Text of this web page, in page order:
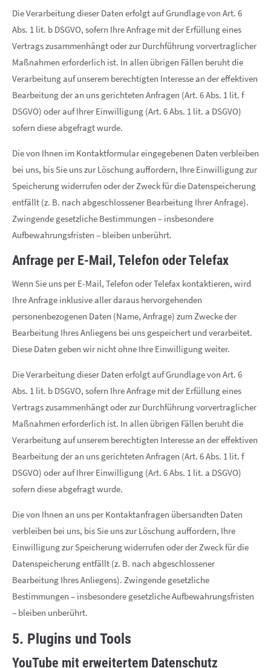
Die Verarbeitung dieser Daten erfolgt auf Grundlage von Art. 6
Abs. 1 lit. b DSGVO, sofern Ihre Anfrage mit der Erfüllung eines
Vertrags zusammenhängt oder zur Durchführung vorvertraglicher
Maßnahmen erforderlich ist. In allen übrigen Fällen beruht die
Verarbeitung auf unserem berechtigten Interesse an der effektiven
Bearbeitung der an uns gerichteten Anfragen (Art. 6 Abs. 1 lit. f
DSGVO) oder auf Ihrer Einwilligung (Art. 6 Abs. 1 lit. a DSGVO)
sofern diese abgefragt wurde.
Die von Ihnen im Kontaktformular eingegebenen Daten verbleiben
bei uns, bis Sie uns zur Löschung auffordern, Ihre Einwilligung zur
Speicherung widerrufen oder der Zweck für die Datenspeicherung
entfällt (z. B. nach abgeschlossener Bearbeitung Ihrer Anfrage).
Zwingende gesetzliche Bestimmungen – insbesondere
Aufbewahrungsfristen – bleiben unberührt.
Anfrage per E-Mail, Telefon oder Telefax
Wenn Sie uns per E-Mail, Telefon oder Telefax kontaktieren, wird
Ihre Anfrage inklusive aller daraus hervorgehenden
personenbezogenen Daten (Name, Anfrage) zum Zwecke der
Bearbeitung Ihres Anliegens bei uns gespeichert und verarbeitet.
Diese Daten geben wir nicht ohne Ihre Einwilligung weiter.
Die Verarbeitung dieser Daten erfolgt auf Grundlage von Art. 6
Abs. 1 lit. b DSGVO, sofern Ihre Anfrage mit der Erfüllung eines
Vertrags zusammenhängt oder zur Durchführung vorvertraglicher
Maßnahmen erforderlich ist. In allen übrigen Fällen beruht die
Verarbeitung auf unserem berechtigten Interesse an der effektiven
Bearbeitung der an uns gerichteten Anfragen (Art. 6 Abs. 1 lit. f
DSGVO) oder auf Ihrer Einwilligung (Art. 6 Abs. 1 lit. a DSGVO)
sofern diese abgefragt wurde.
Die von Ihnen an uns per Kontaktanfragen übersandten Daten
verbleiben bei uns, bis Sie uns zur Löschung auffordern, Ihre
Einwilligung zur Speicherung widerrufen oder der Zweck für die
Datenspeicherung entfällt (z. B. nach abgeschlossener
Bearbeitung Ihres Anliegens). Zwingende gesetzliche
Bestimmungen – insbesondere gesetzliche Aufbewahrungsfristen
– bleiben unberührt.
5. Plugins und Tools
YouTube mit erweitertem Datenschutz